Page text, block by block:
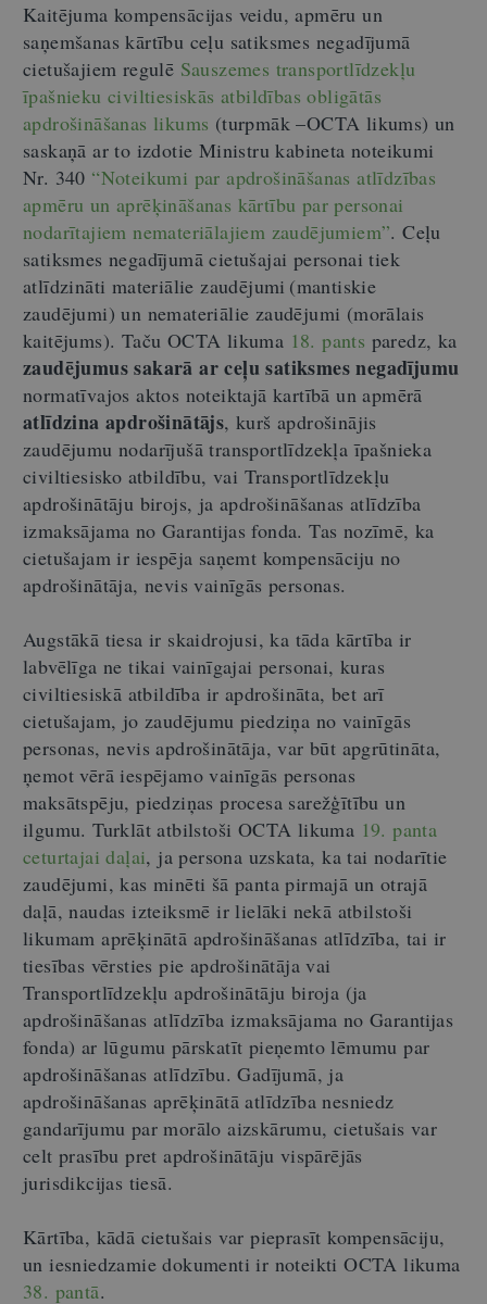
Kaitējuma kompensācijas veidu, apmēru un
saņemšanas kārtību ceļu satiksmes negadījumā
cietušajiem regulē Sauszemes transportlīdzekļu
īpašnieku civiltiesiskās atbildības obligātās
apdrošināšanas likums (turpmāk –OCTA likums) un
saskaņā ar to izdotie Ministru kabineta noteikumi
Nr. 340 “Noteikumi par apdrošināšanas atlīdzības
apmēru un aprēķināšanas kārtību par personai
nodarītajiem nemateriālajiem zaudējumiem”. Ceļu
satiksmes negadījumā cietušajai personai tiek
atlīdzināti materiālie zaudējumi (mantiskie
zaudējumi) un nemateriālie zaudējumi (morālais
kaitējums). Taču OCTA likuma 18. pants paredz, ka
zaudējumus sakarā ar ceļu satiksmes negadījumu
normatīvajos aktos noteiktajā kartībā un apmērā
atlīdzina apdrošinātājs, kurš apdrošinājis
zaudējumu nodarījušā transportlīdzekļa īpašnieka
civiltiesisko atbildību, vai Transportlīdzekļu
apdrošinātāju birojs, ja apdrošināšanas atlīdzība
izmaksājama no Garantijas fonda. Tas nozīmē, ka
cietušajam ir iespēja saņemt kompensāciju no
apdrošinātāja, nevis vainīgās personas.
Augstākā tiesa ir skaidrojusi, ka tāda kārtība ir
labvēlīga ne tikai vainīgajai personai, kuras
civiltiesiskā atbildība ir apdrošināta, bet arī
cietušajam, jo zaudējumu piedziņa no vainīgās
personas, nevis apdrošinātāja, var būt apgrūtināta,
ņemot vērā iespējamo vainīgās personas
maksātspēju, piedziņas procesa sarežģītību un
ilgumu. Turklāt atbilstoši OCTA likuma 19. panta
ceturtajai daļai, ja persona uzskata, ka tai nodarītie
zaudējumi, kas minēti šā panta pirmajā un otrajā
daļā, naudas izteiksmē ir lielāki nekā atbilstoši
likumam aprēķinātā apdrošināšanas atlīdzība, tai ir
tiesības vērsties pie apdrošinātāja vai
Transportlīdzekļu apdrošinātāju biroja (ja
apdrošināšanas atlīdzība izmaksājama no Garantijas
fonda) ar lūgumu pārskatīt pieņemto lēmumu par
apdrošināšanas atlīdzību. Gadījumā, ja
apdrošināšanas aprēķinātā atlīdzība nesniedz
gandarījumu par morālo aizskārumu, cietušais var
celt prasību pret apdrošinātāju vispārējās
jurisdikcijas tiesā.
Kārtība, kādā cietušais var pieprasīt kompensāciju,
un iesniedzamie dokumenti ir noteikti OCTA likuma
38. pantā.